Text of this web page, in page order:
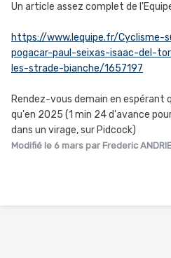
Un article assez complet de
https://www.lequipe.fr/
pogacar-paul-seixas-isaac-del-
les-strade-bianche/1657197
Rendez-vous demain en espérant
qu'en 2025 (1 min 24 d'avance
dans un virage, sur Pidcock)
Modifié le 6 mars par Frederic